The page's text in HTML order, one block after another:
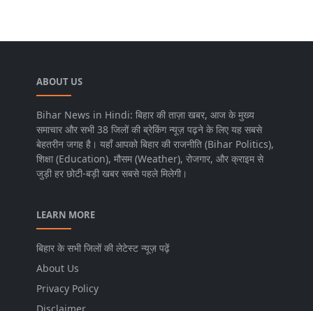
ABOUT US
Bihar News in Hindi: बिहार की ताज़ा खबर, आज के मुख्य
समाचार और सभी 38 जिलों की ब्रेकिंग न्यूज़ पढ़ने के लिए यह सबसे
बेहतरीन जगह है। यहाँ आपको बिहार की राजनीति (Bihar Politics),
शिक्षा (Education), मौसम (Weather), रोजगार, और क्राइम से
जुड़ी हर छोटी-बड़ी खबर सबसे पहले मिलेगी।
LEARN MORE
बिहार के सभी जिलों की लेटेस्ट न्यूज़ पढ़ें
About Us
Privacy Policy